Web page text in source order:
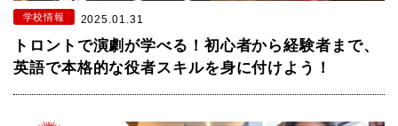
学校情報 2025.01.31
トロントで演劇が学べる！初心者から経験者まで、
英語で本格的な役者スキルを身に付けよう！